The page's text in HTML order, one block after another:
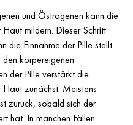
und Östrogenen kann die
mildern. Dieser Schritt
die Einnahme der Pille stellt
den körpereigenen
der Pille verstärkt die
zunächst. Meistens
zurück, sobald sich der
hat. In manchen Fällen